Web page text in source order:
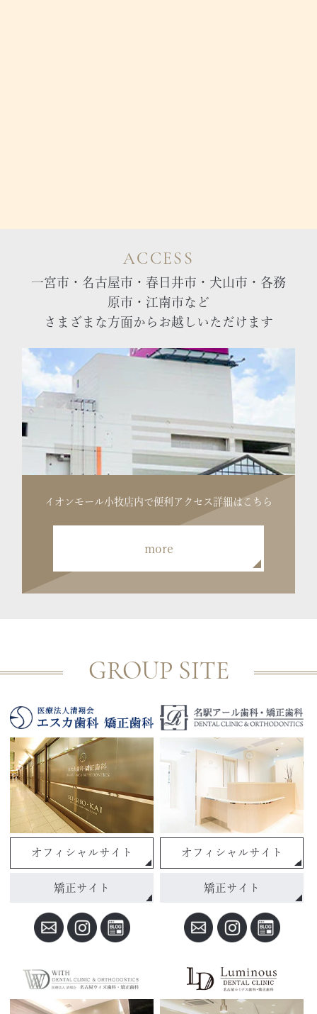
ACCESS
一宮市・名古屋市・春日井市・犬山市・各務
原市・江南市など
さまざまな方面からお越しいただけます
イオンモール小牧店内で便利 アクセス詳細はこちら
more
GROUP SITE
オフィシャルサイト
矯正サイト
オフィシャルサイト
矯正サイト